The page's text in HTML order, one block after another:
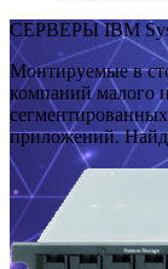
СЕРВЕРЫ IBM
Монтируемые в
компаний малого
приложений.